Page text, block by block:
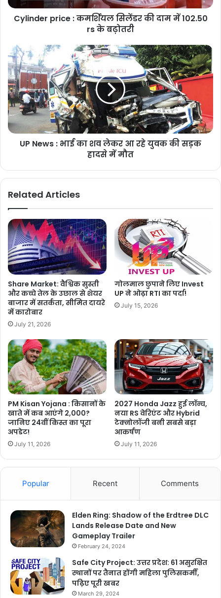
Cylinder price : कमर्शियल सिलेंडर की दाम में 102.50
rs के बढ़ोतरी
UP News : भाई का शव लेकर आ रहे युवक की सड़क
हादसे में मौत
Related Articles
Share Market: वैश्विक सुस्ती
और कच्चे तेल के उछाल से शेयर
बाजार में सतर्कता, सीमित दायरे
में कारोबार
July 21, 2026
गोलमाल छुपाने लिए Invest
UP ने ओढ़ा RTI का पर्दा!
July 15, 2026
PM Kisan Yojana : किसानों के
खाते में कब आएंगे 2,000?
जानिए 24वीं किस्त का पूरा
अपडेट!
July 11, 2026
2027 Honda Jazz हुई लॉन्च,
नया RS वेरिएंट और Hybrid
टेक्नोलॉजी बनी सबसे बड़ा
आकर्षण
July 11, 2026
Popular Recent Comments
Elden Ring: Shadow of the Erdtree DLC
Lands Release Date and New
Gameplay Trailer
February 24, 2024
Safe City Project: उत्तर प्रदेश: 61 असुरक्षित
स्थानों पर तैनात होंगी महिला पुलिसकर्मी,
पढ़िए पूरी खबर
March 29, 2024